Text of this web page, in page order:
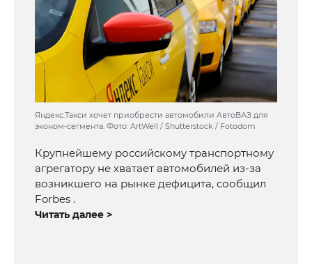
Яндекс.Такси хочет приобрести автомобили АвтоВАЗ для
эконом-сегмента. Фото: ArtWell / Shutterstock / Fotodom
Крупнейшему российскому транспортному
агрегатору не хватает автомобилей из-за
возникшего на рынке дефицита, сообщил
Forbes .
Читать далее >